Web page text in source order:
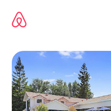
바로가기